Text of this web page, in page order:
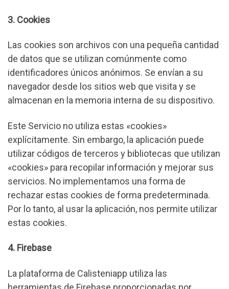
3. Cookies
Las cookies son archivos con una pequeña cantidad
de datos que se utilizan comúnmente como
identificadores únicos anónimos. Se envían a su
navegador desde los sitios web que visita y se
almacenan en la memoria interna de su dispositivo.
Este Servicio no utiliza estas «cookies»
explícitamente. Sin embargo, la aplicación puede
utilizar códigos de terceros y bibliotecas que utilizan
«cookies» para recopilar información y mejorar sus
servicios. No implementamos una forma de
rechazar estas cookies de forma predeterminada.
Por lo tanto, al usar la aplicación, nos permite utilizar
estas cookies.
4. Firebase
La plataforma de Calisteniapp utiliza las